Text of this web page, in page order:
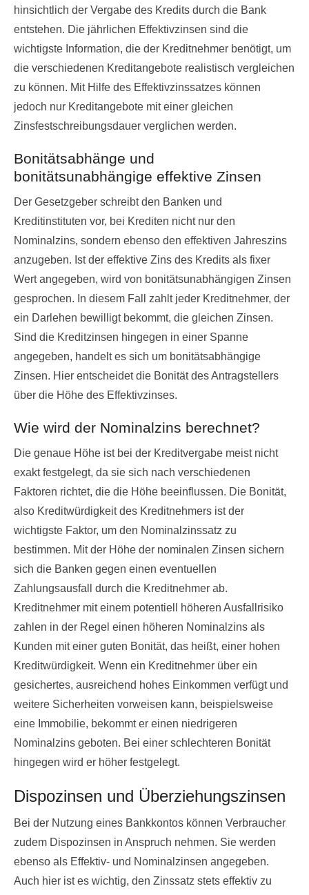
hinsichtlich der Vergabe des Kredits durch die Bank
entstehen. Die jährlichen Effektivzinsen sind die
wichtigste Information, die der Kreditnehmer benötigt, um
die verschiedenen Kreditangebote realistisch vergleichen
zu können. Mit Hilfe des Effektivzinssatzes können
jedoch nur Kreditangebote mit einer gleichen
Zinsfestschreibungsdauer verglichen werden.
Bonitätsabhänge und
bonitätsunabhängige effektive Zinsen
Der Gesetzgeber schreibt den Banken und
Kreditinstituten vor, bei Krediten nicht nur den
Nominalzins, sondern ebenso den effektiven Jahreszins
anzugeben. Ist der effektive Zins des Kredits als fixer
Wert angegeben, wird von bonitätsunabhängigen Zinsen
gesprochen. In diesem Fall zahlt jeder Kreditnehmer, der
ein Darlehen bewilligt bekommt, die gleichen Zinsen.
Sind die Kreditzinsen hingegen in einer Spanne
angegeben, handelt es sich um bonitätsabhängige
Zinsen. Hier entscheidet die Bonität des Antragstellers
über die Höhe des Effektivzinses.
Wie wird der Nominalzins berechnet?
Die genaue Höhe ist bei der Kreditvergabe meist nicht
exakt festgelegt, da sie sich nach verschiedenen
Faktoren richtet, die die Höhe beeinflussen. Die Bonität,
also Kreditwürdigkeit des Kreditnehmers ist der
wichtigste Faktor, um den Nominalzinssatz zu
bestimmen. Mit der Höhe der nominalen Zinsen sichern
sich die Banken gegen einen eventuellen
Zahlungsausfall durch die Kreditnehmer ab.
Kreditnehmer mit einem potentiell höheren Ausfallrisiko
zahlen in der Regel einen höheren Nominalzins als
Kunden mit einer guten Bonität, das heißt, einer hohen
Kreditwürdigkeit. Wenn ein Kreditnehmer über ein
gesichertes, ausreichend hohes Einkommen verfügt und
weitere Sicherheiten vorweisen kann, beispielsweise
eine Immobilie, bekommt er einen niedrigeren
Nominalzins geboten. Bei einer schlechteren Bonität
hingegen wird er höher festgelegt.
Dispozinsen und Überziehungszinsen
Bei der Nutzung eines Bankkontos können Verbraucher
zudem Dispozinsen in Anspruch nehmen. Sie werden
ebenso als Effektiv- und Nominalzinsen angegeben.
Auch hier ist es wichtig, den Zinssatz stets effektiv zu